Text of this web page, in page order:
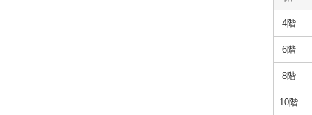
4階
6階
8階
10階